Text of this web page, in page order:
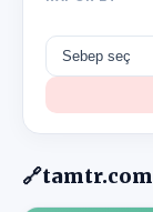
🔗tamtr.com